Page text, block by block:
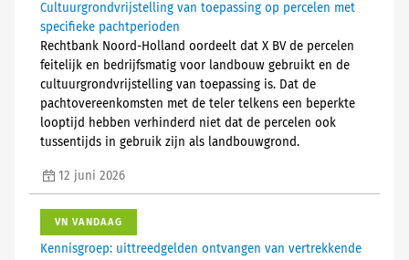
Cultuurgrondvrijstelling van toepassing op percelen met
specifieke pachtperioden
Rechtbank Noord-Holland oordeelt dat X BV de percelen
feitelijk en bedrijfsmatig voor landbouw gebruikt en de
cultuurgrondvrijstelling van toepassing is. Dat de
pachtovereenkomsten met de teler telkens een beperkte
looptijd hebben verhinderd niet dat de percelen ook
tussentijds in gebruik zijn als landbouwgrond.
12 juni 2026
VN VANDAAG
Kennisgroep: uittreedgelden ontvangen van vertrekkende